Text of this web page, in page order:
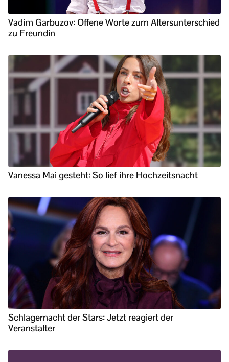
Vadim Garbuzov: Offene Worte zum Altersunterschied
zu Freundin
Vanessa Mai gesteht: So lief ihre Hochzeitsnacht
Schlagernacht der Stars: Jetzt reagiert der
Veranstalter